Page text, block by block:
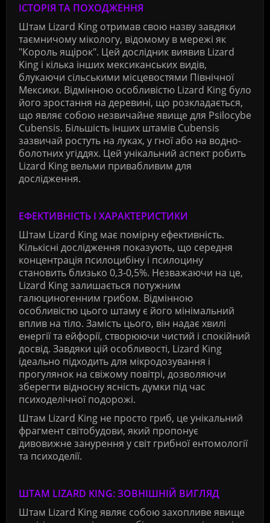
ІСТОРІЯ ТА ПОХОДЖЕННЯ
Штам Lizard King отримав свою назву завдяки
таємничому мікологу, відомому в мережі як
"Король ящірок". Цей дослідник виявив Lizard
King і кілька інших мексиканських видів,
блукаючи сільськими місцевостями Північної
Мексики. Відмінною особливістю Lizard King було
його зростання на деревині, що розкладається,
що являє собою незвичайне явище для Psilocybe
Cubensis. Більшість інших штамів Cubensis
зазвичай ростуть на луках, у гної або на водно-
болотних угіддях. Цей унікальний аспект робить
Lizard King вельми привабливим для
дослідження.
ЕФЕКТИВНІСТЬ І ХАРАКТЕРИСТИКИ
Штам Lizard King має помірну ефективність.
Кількісні дослідження показують, що середня
концентрація псилоцибіну і псилоцину
становить близько 0,3-0,5%. Незважаючи на це,
Lizard King залишається потужним
галюциногенним грибом. Відмінною
особливістю цього штаму є його мінімальний
вплив на тіло. Замість цього, він надає хвилі
енергії та ейфорії, створюючи чистий і спокійний
досвід. Завдяки цій особливості, Lizard King
ідеально підходить для мікродозування і
прогулянок на свіжому повітрі, дозволяючи
зберегти відносну ясність думки під час
психоделічної подорожі.
Штам Lizard King не просто гриб, це унікальний
фрагмент світобудови, який пропонує
дивовижне занурення у світ грибної ентомології
та психоделії.
ШТАМ LIZARD KING: ЗОВНІШНІЙ ВИГЛЯД
Штам Lizard King являє собою захопливе явище